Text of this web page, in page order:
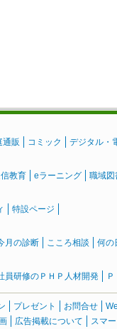
通販 コミック デジタル・
教育 eラーニング 職域図
特設ページ
月の診断 こころ相談 何の
員研修のＰＨＰ人材開発
プレゼント お問合せ
広告掲載について スマ